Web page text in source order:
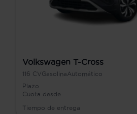
Volkswagen T-Cross
116 CVGasolinaAutomático
Plazo
Cuota desde
Tiempo de entrega